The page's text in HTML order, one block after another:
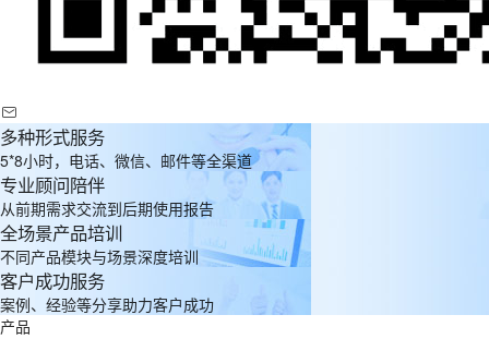
多种形式服务
5*8小时，电话、微信、邮件等全渠道
专业顾问陪伴
从前期需求交流到后期使用报告
全场景产品培训
不同产品模块与场景深度培训
客户成功服务
案例、经验等分享助力客户成功
产品